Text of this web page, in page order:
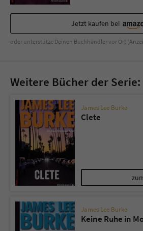
Jetzt kaufen bei
oder unterstütze Deinen Buchhändler vor Ort
Weitere Bücher der Serie:
James Lee Burke
Clete
James Lee Burke
Keine Ruhe in